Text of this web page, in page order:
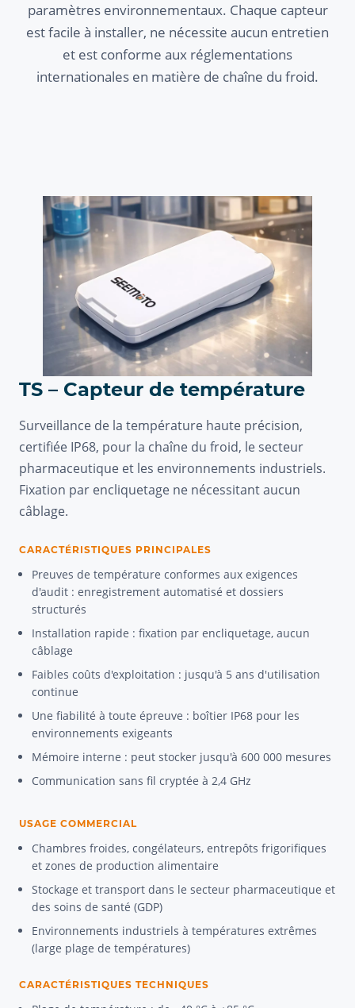
paramètres environnementaux. Chaque capteur
est facile à installer, ne nécessite aucun entretien
et est conforme aux réglementations
internationales en matière de chaîne du froid.
TS – Capteur de température
Surveillance de la température haute précision,
certifiée IP68, pour la chaîne du froid, le secteur
pharmaceutique et les environnements industriels.
Fixation par encliquetage ne nécessitant aucun
câblage.
CARACTÉRISTIQUES PRINCIPALES
Preuves de température conformes aux exigences
d'audit : enregistrement automatisé et dossiers
structurés
Installation rapide : fixation par encliquetage, aucun
câblage
Faibles coûts d'exploitation : jusqu'à 5 ans d'utilisation
continue
Une fiabilité à toute épreuve : boîtier IP68 pour les
environnements exigeants
Mémoire interne : peut stocker jusqu'à 600 000 mesures
Communication sans fil cryptée à 2,4 GHz
USAGE COMMERCIAL
Chambres froides, congélateurs, entrepôts frigorifiques
et zones de production alimentaire
Stockage et transport dans le secteur pharmaceutique et
des soins de santé (GDP)
Environnements industriels à températures extrêmes
(large plage de températures)
CARACTÉRISTIQUES TECHNIQUES